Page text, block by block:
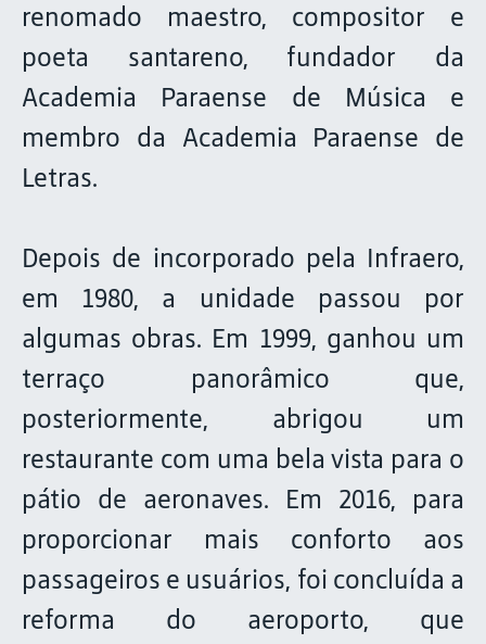
renomado maestro, compositor e
poeta santareno, fundador da
Academia Paraense de Música e
membro da Academia Paraense de
Letras.
Depois de incorporado pela Infraero,
em 1980, a unidade passou por
algumas obras. Em 1999, ganhou um
terraço panorâmico que,
posteriormente, abrigou um
restaurante com uma bela vista para o
pátio de aeronaves. Em 2016, para
proporcionar mais conforto aos
passageiros e usuários, foi concluída a
reforma do aeroporto, que